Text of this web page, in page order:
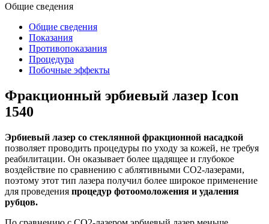
Общие сведения
Общие сведения
Показания
Противопоказания
Процедура
Побочные эффекты
Фракционный эрбиевый лазер Icon
1540
Эрбиевый лазер со стеклянной фракционной насадкой
позволяет проводить процедуры по уходу за кожей, не требуя
реабилитации. Он оказывает более щадящее и глубокое
воздействие по сравнению с аблятивными CO2-лазерами,
поэтому этот тип лазера получил более широкое применение
для проведения процедур фотоомоложения и удаления
рубцов.